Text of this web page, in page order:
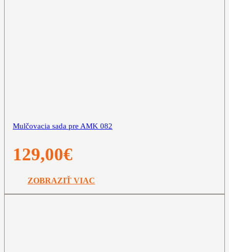
Mulčovacia sada pre AMK 082
129,00€
ZOBRAZIŤ VIAC